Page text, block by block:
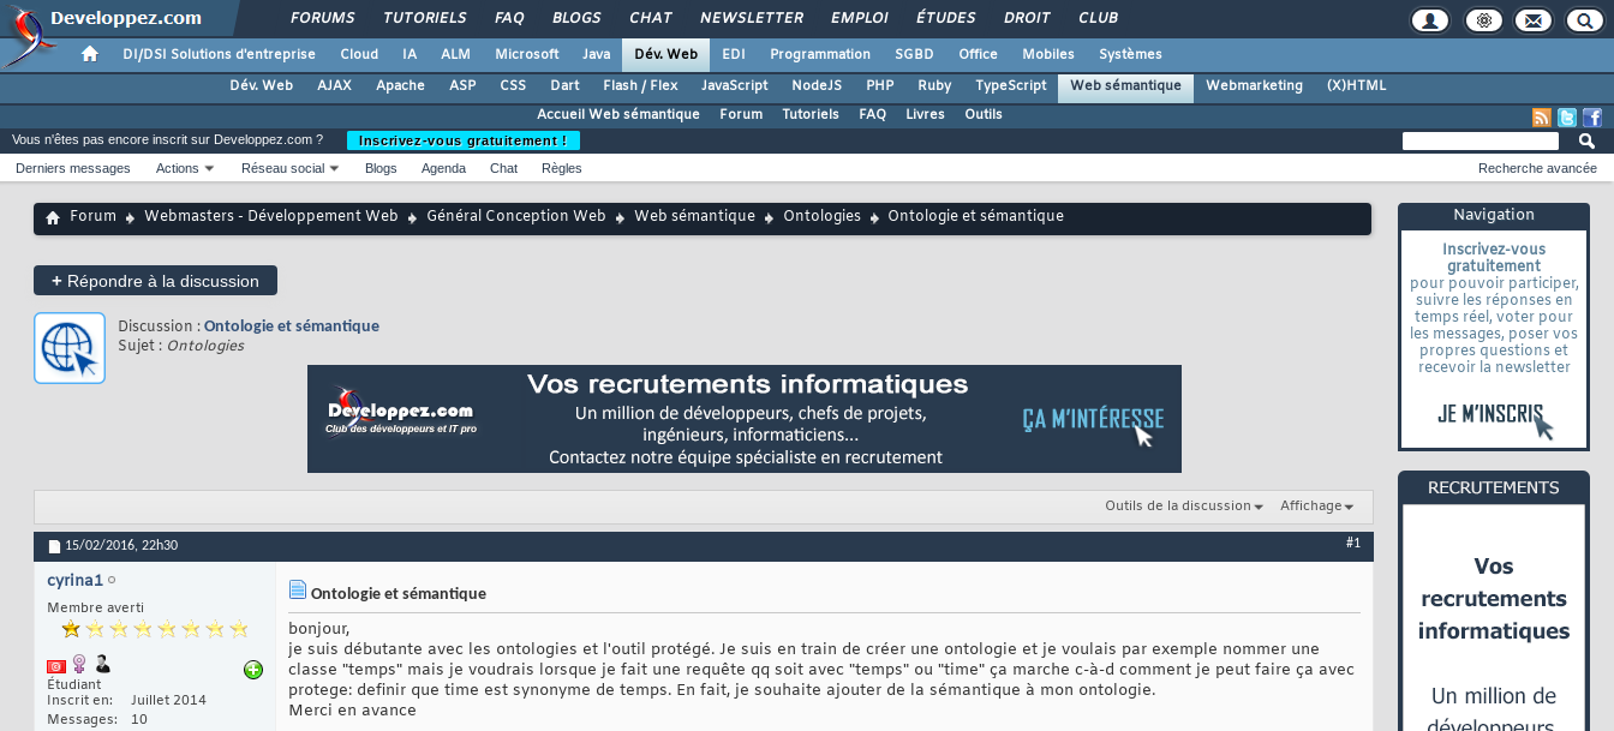
FORUMS TUTORIELS FAQ BLOGS CHAT NEWSLETTER EMPLOI ÉTUDES DROIT CLUB
DI/DSI Solutions d'entreprise Cloud IA ALM Microsoft Java Dév. Web EDI Programmation SGBD Office Mobiles
Systèmes
Dév. Web
AJAX Apache ASP CSS Dart Flash / Flex JavaScript NodeJS PHP Ruby TypeScript Web sémantique Webmarketing
(X)HTML
Accueil Web sémantique
Forum Tutoriels FAQ Livres Outils
Navigation
Inscrivez-vous
gratuitement
pour pouvoir participer,
suivre les réponses en
temps réel, voter pour
les messages, poser vos
propres questions et
recevoir la newsletter
Vous n'êtes pas encore inscrit sur Developpez.com ?
Inscrivez-vous gratuitement !
Derniers messages
Actions Réseau social Blogs Agenda Chat Règles Recherche avancée
Forum Webmasters - Développement Web Général Conception Web Web sémantique Ontologies Ontologie et sémantique
+ Répondre à la discussion
Discussion : Ontologie et sémantique
Sujet : Ontologies
Outils de la discussion Affichage
15/02/2016, 22h30 #1
cyrina1
Membre averti
Étudiant
Inscrit en
Juillet 2014
Messages
10
Ontologie et sémantique
bonjour,
je suis débutante avec les ontologies et l'outil protégé. Je suis en train de créer une ontologie et je voulais par exemple nommer une
classe "temps" mais je voudrais lorsque je fait une requête qq soit avec "temps" ou "time" ça marche c-à-d comment je peut faire ça avec
protege: definir que time est synonyme de temps. En fait, je souhaite ajouter de la sémantique à mon ontologie.
Merci en avance